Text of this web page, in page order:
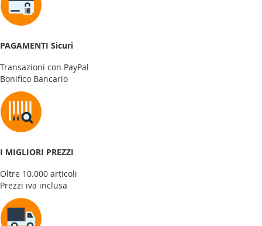
PAGAMENTI Sicuri
Transazioni con PayPal
Bonifico Bancario
I MIGLIORI PREZZI
Oltre 10.000 articoli
Prezzi iva inclusa